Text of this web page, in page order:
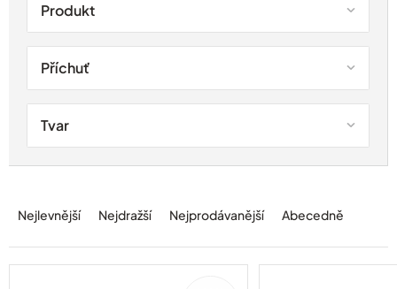
e
n
Nejlevnější Nejdražší Nejprodávanější Abecedně
Produkt
Příchuť
Tvar